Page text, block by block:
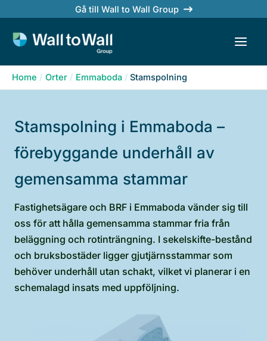
content
Gå till Wall to Wall Group
Home Orter Emmaboda Stamspolning
Stamspolning i Emmaboda –
förebyggande underhåll av
gemensamma stammar
Fastighetsägare och BRF i Emmaboda vänder sig till
oss för att hålla gemensamma stammar fria från
beläggning och rotinträngning. I sekelskifte-bestånd
och bruksbostäder ligger gjutjärnsstammar som
behöver underhåll utan schakt, vilket vi planerar i en
schemalagd insats med uppföljning.